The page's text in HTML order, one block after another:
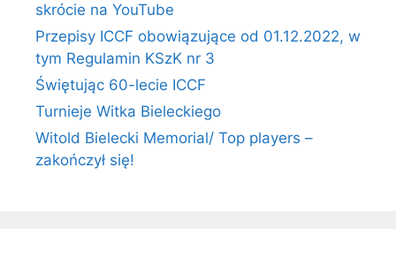
skrócie na YouTube
Przepisy ICCF obowiązujące od 01.12.2022, w
tym Regulamin KSzK nr 3
Świętując 60-lecie ICCF
Turnieje Witka Bieleckiego
Witold Bielecki Memorial/ Top players –
zakończył się!